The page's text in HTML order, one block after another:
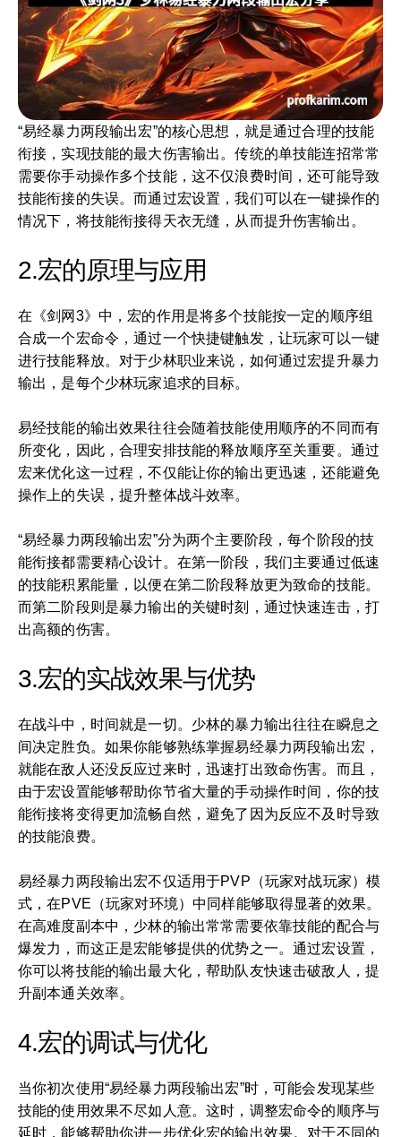
“易经暴力两段输出宏”的核心思想，就是通过合理的技能
衔接，实现技能的最大伤害输出。传统的单技能连招常常
需要你手动操作多个技能，这不仅浪费时间，还可能导致
技能衔接的失误。而通过宏设置，我们可以在一键操作的
情况下，将技能衔接得天衣无缝，从而提升伤害输出。
2.宏的原理与应用
在《剑网3》中，宏的作用是将多个技能按一定的顺序组
合成一个宏命令，通过一个快捷键触发，让玩家可以一键
进行技能释放。对于少林职业来说，如何通过宏提升暴力
输出，是每个少林玩家追求的目标。
易经技能的输出效果往往会随着技能使用顺序的不同而有
所变化，因此，合理安排技能的释放顺序至关重要。通过
宏来优化这一过程，不仅能让你的输出更迅速，还能避免
操作上的失误，提升整体战斗效率。
“易经暴力两段输出宏”分为两个主要阶段，每个阶段的技
能衔接都需要精心设计。在第一阶段，我们主要通过低速
的技能积累能量，以便在第二阶段释放更为致命的技能。
而第二阶段则是暴力输出的关键时刻，通过快速连击，打
出高额的伤害。
3.宏的实战效果与优势
在战斗中，时间就是一切。少林的暴力输出往往在瞬息之
间决定胜负。如果你能够熟练掌握易经暴力两段输出宏，
就能在敌人还没反应过来时，迅速打出致命伤害。而且，
由于宏设置能够帮助你节省大量的手动操作时间，你的技
能衔接将变得更加流畅自然，避免了因为反应不及时导致
的技能浪费。
易经暴力两段输出宏不仅适用于PVP（玩家对战玩家）模
式，在PVE（玩家对环境）中同样能够取得显著的效果。
在高难度副本中，少林的输出常常需要依靠技能的配合与
爆发力，而这正是宏能够提供的优势之一。通过宏设置，
你可以将技能的输出最大化，帮助队友快速击破敌人，提
升副本通关效率。
4.宏的调试与优化
当你初次使用“易经暴力两段输出宏”时，可能会发现某些
技能的使用效果不尽如人意。这时，调整宏命令的顺序与
延时，能够帮助你进一步优化宏的输出效果。对于不同的